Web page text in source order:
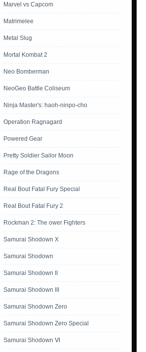
Marvel vs Capcom
Matrimelee
Metal Slug
Mortal Kombat 2
Neo Bomberman
NeoGeo Battle Coliseum
Ninja Master's: haoh-ninpo-cho
Operation Ragnagard
Powered Gear
Pretty Soldier Sailor Moon
Rage of the Dragons
Real Bout Fatal Fury Special
Real Bout Fatal Fury 2
Rockman 2: The ower Fighters
Samurai Shodown X
Samurai Shodown
Samurai Shodown II
Samurai Shodown III
Samurai Shodown Zero
Samurai Shodown Zero Special
Samurai Shodown Ⅵ